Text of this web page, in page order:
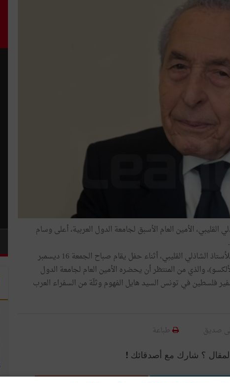
الأمين العام الأسبق لجامعة الدول العربية، أعلى وسام
ويتولّى مبعوث خاصّ للرئيس أبو مازن تسليم الوسام للأستاذ الشاذلي القليبي، أثناء حفل يقام صباح الجمعة 16 ديسمبر
والذي من المنتظر أن يحضره الأمين العام لجامعة الدول
فلسطين في تونس السيد هايل الفهوم وثلّة من السفراء العرب
صديق طباعة
؟ شارك مع أصدقائك !